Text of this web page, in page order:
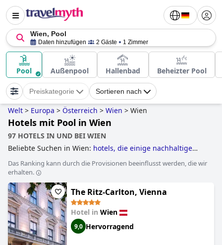
Wien, Pool
Daten hinzufügen 2 Gäste 1 Zimmer
Pool Außenpool Hallenbad Beheizter Pool
Preiskategorie Sortieren nach
Welt > Europa > Österreich > Wien > Wien
Hotels mit Pool in Wien
97 HOTELS IN UND BEI WIEN
Beliebte Suchen in Wien: hotels, die einige nachhaltige
luxushotels ,hotels mit whirlpool im zimmer,hotels mit
parkplatz,
5-sterne-hotels,hotels im boutique-stil
hotels,kleine hotels,romantische hotels,familienhotels
hotels mit kostenfreiem wlan
Das Ranking kann durch die Provisionen beeinflusst werden, die wir
erhalten.
The Ritz-Carlton, Vienna
Hotel in Wien
9,0 Hervorragend